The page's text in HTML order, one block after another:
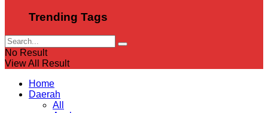
Trending Tags
No Result
View All Result
Home
Daerah
All